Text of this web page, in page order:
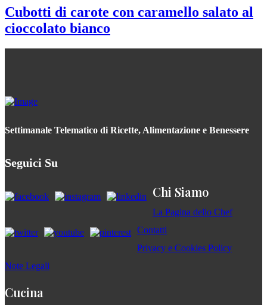
Cubotti di carote con caramello salato al
cioccolato bianco
Settimanale Telematico di Ricette, Alimentazione e Benessere
Seguici Su
Chi Siamo
La Pagina dello Chef
Contatti
Privacy e Cookies Policy
Note Legali
Cucina